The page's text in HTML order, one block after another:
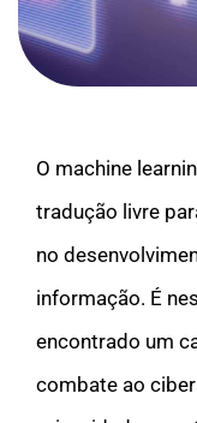
O machine
tradução livre
no
informação. É
encontrado um
combate ao